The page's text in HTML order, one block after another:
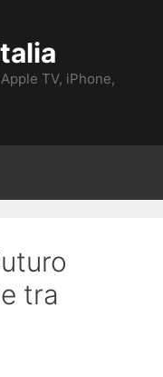
TV, iPhone,
tra